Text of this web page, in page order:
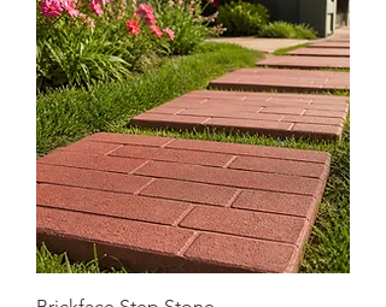
英
尺
U
S
$
2
.
7
5